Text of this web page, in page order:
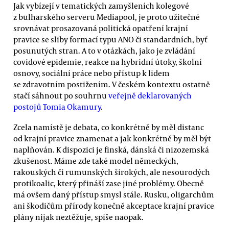
Jak vybízejí v tematických zamyšleních kolegové
z bulharského serveru Mediapool, je proto užitečné
srovnávat prosazovaná politická opatření krajní
pravice se sliby formací typu ANO či standardních, byť
posunutých stran. A to v otázkách, jako je zvládání
covidové epidemie, reakce na hybridní útoky, školní
osnovy, sociální práce nebo přístup k lidem
se zdravotním postižením. V českém kontextu ostatně
stačí sáhnout po souhrnu veřejně deklarovaných
postojů Tomia Okamury.
Zcela namístě je debata, co konkrétně by měl distanc
od krajní pravice znamenat a jak konkrétně by měl být
naplňován. K dispozici je finská, dánská či nizozemská
zkušenost. Máme zde také model německých,
rakouských či rumunských širokých, ale nesourodých
protikoalic, který přináší zase jiné problémy. Obecně
má ovšem daný přístup smysl stále. Rusku, oligarchům
ani škodičům přírody konečně akceptace krajní pravice
plány nijak neztěžuje, spíše naopak.